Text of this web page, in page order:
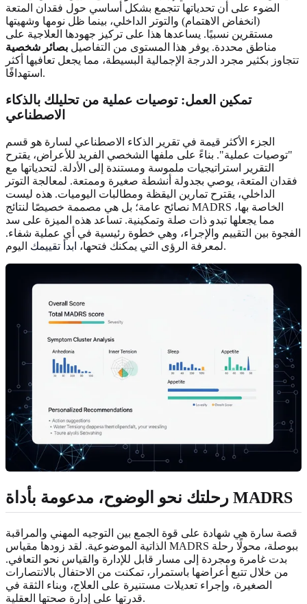
الضوء على أن تحدياتها تتجمع بشكل أساسي حول فقدان المتعة
(انخفاض الاهتمام) والتوتر الداخلي، بينما ظل نومها وشهيتها
مستقرين نسبيًا. يساعدها هذا على تركيز جهودها العلاجية على
مناطق محددة. يوفر هذا المستوى من التفاصيل بصائر شخصية
تتجاوز بكثير مجرد الدرجة الإجمالية البسيطة، مما يجعل تعافيها أكثر
استهدافًا.
تمكين العمل: توصيات عملية من تحليلك بالذكاء
الاصطناعي
الجزء الأكثر قيمة في تقرير الذكاء الاصطناعي لسارة هو قسم
"توصيات عملية". بناءً على ملفها الشخصي الفريد للأعراض، يقترح
التقرير استراتيجيات ملموسة ومستندة إلى الأدلة. لتحدياتها مع
فقدان المتعة، يوصي بجدولة أنشطة صغيرة وممتعة. لمعالجة التوتر
الداخلي، يقترح تمارين اليقظة ومطالبات اليوميات. هذه ليست
نصائح عامة؛ بل هي مصممة خصيصًا لنتائج MADRS الخاصة بها،
مما يجعلها تبدو ذات صلة وتمكينية. تساعد هذه الميزة على سد
الفجوة بين التقييم والإجراء، وهي خطوة رئيسية في أي عملية شفاء.
لمعرفة الرؤى التي يمكنك فتحها، ابدأ تقييمك اليوم.
رحلتك نحو الوضوح، مدعومة بأداة MADRS
قصة سارة هي شهادة على قوة الجمع بين التوجيه المهني والمراقبة
الذاتية الموضوعية. لقد زودها مقياس MADRS ببوصلة، محولًا رحلة
بدت غامرة ومجردة إلى مسار قابل للإدارة والقياس نحو التعافي.
من خلال تتبع أعراضها باستمرار، تمكنت من الاحتفال بالانتصارات
الصغيرة، وإجراء تعديلات مستنيرة على العلاج، وبناء الثقة في
قدرتها على إدارة صحتها العقلية.